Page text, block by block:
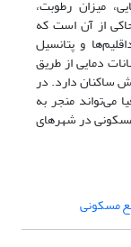
میزان رطوبت،
از آن است که
و پتانسیل
دمایی از طریق
ساکنان دارد. در
می‌تواند منجر به
در شهرهای
مسکونی